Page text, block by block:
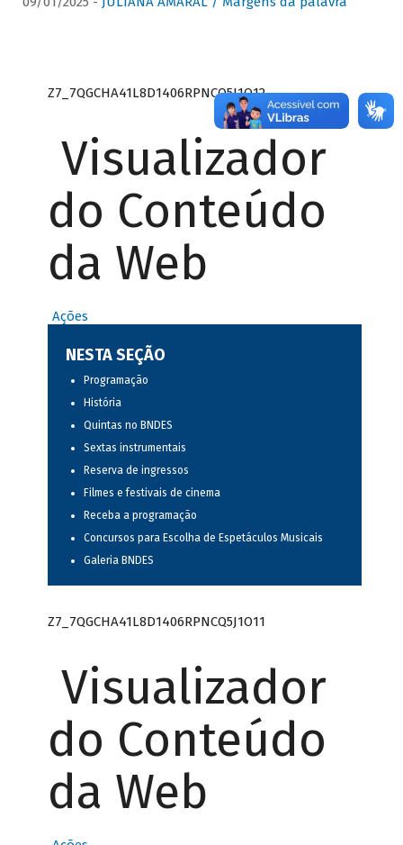
Z7_7QGCHA41L8D1406RPNCQ5J1O12
Visualizador
do Conteúdo
da Web
Ações
NESTA SEÇÃO
Programação
História
Quintas no BNDES
Sextas instrumentais
Reserva de ingressos
Filmes e festivais de cinema
Receba a programação
Concursos para Escolha de Espetáculos Musicais
Galeria BNDES
Z7_7QGCHA41L8D1406RPNCQ5J1O11
Visualizador
do Conteúdo
da Web